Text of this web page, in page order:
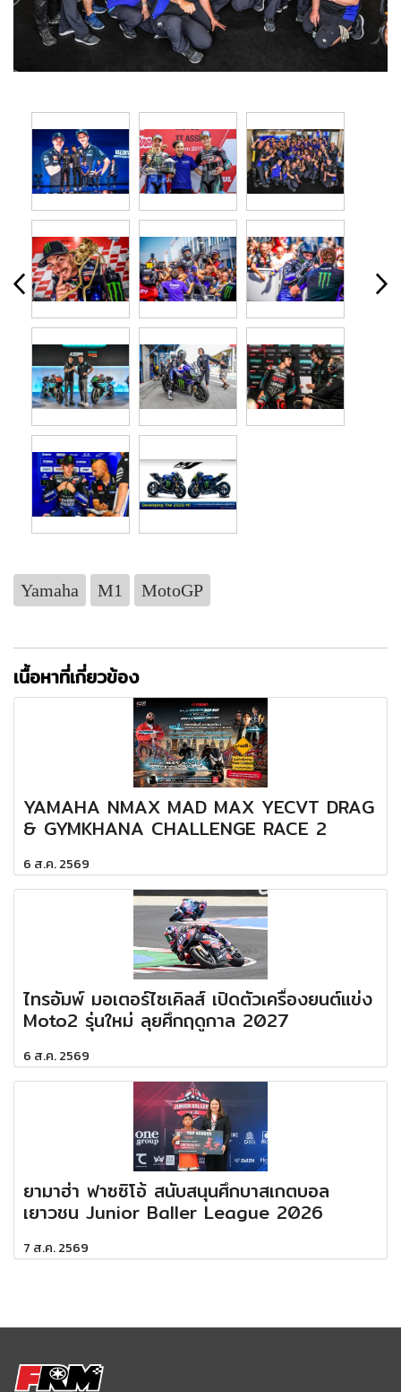
Yamaha M1 MotoGP
เนื้อหาที่เกี่ยวข้อง
YAMAHA NMAX MAD MAX YECVT DRAG
& GYMKHANA CHALLENGE RACE 2
6 ส.ค. 2569
ไทรอัมพ์ มอเตอร์ไซเคิลส์ เปิดตัวเครื่องยนต์แข่ง
Moto2 รุ่นใหม่ ลุยศึกฤดูกาล 2027
6 ส.ค. 2569
ยามาฮ่า ฟาซซิโอ้ สนับสนุนศึกบาสเกตบอล
เยาวชน Junior Baller League 2026
7 ส.ค. 2569